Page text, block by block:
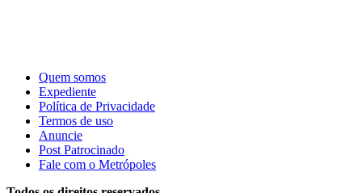
Quem somos
Expediente
Política de Privacidade
Termos de uso
Anuncie
Post Patrocinado
Fale com o Metrópoles